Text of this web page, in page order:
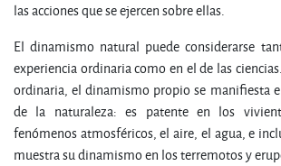
las acciones que se ejercen sobre ellas.
El dinamismo natural puede considerarse
experiencia ordinaria como en el de las
ordinaria, el dinamismo propio se manifiesta
de la naturaleza: es patente en los
fenómenos atmosféricos, el aire, el agua, e
muestra su dinamismo en los terremotos y